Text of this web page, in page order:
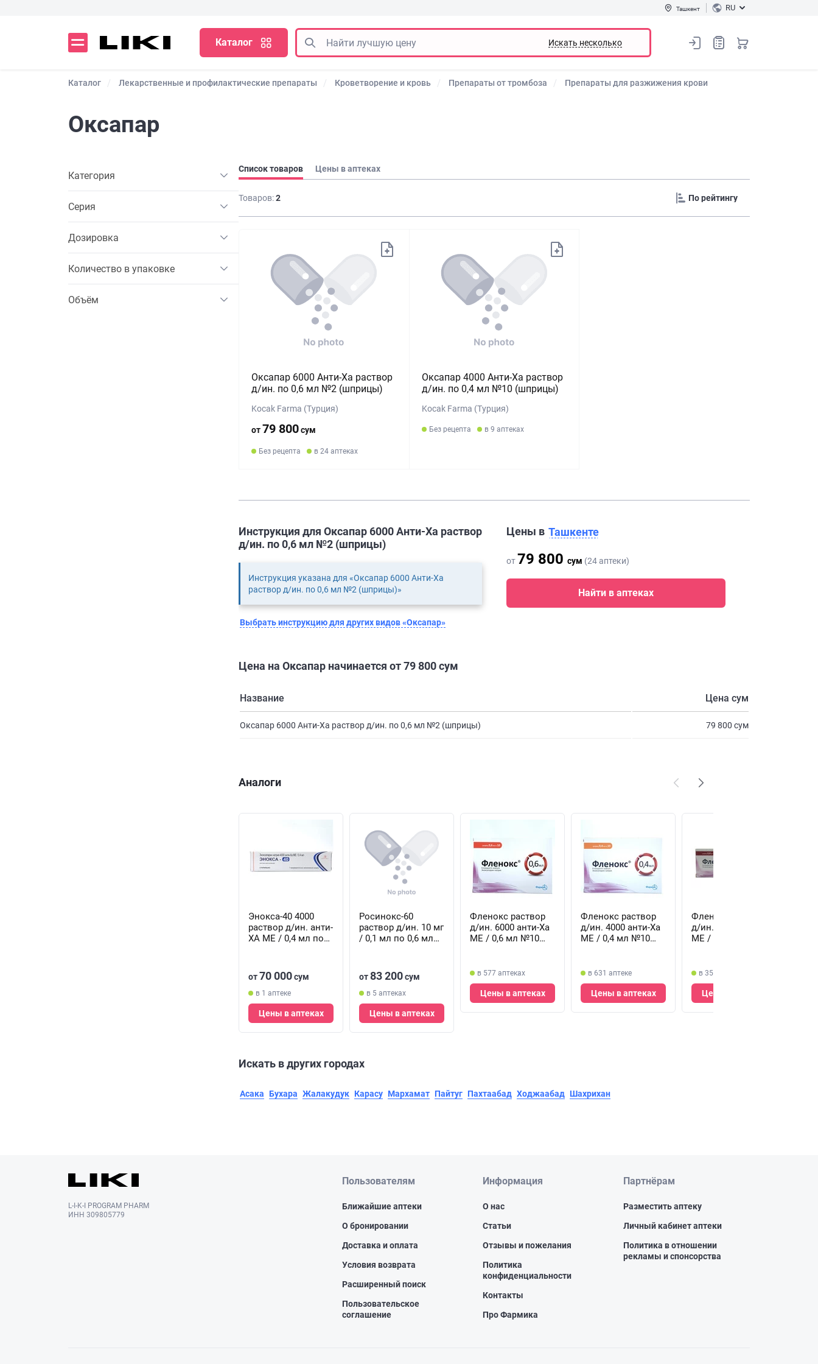
Ташкент RU
Каталог Искать несколько
Каталог Лекарственные и профилактические препараты Кроветворение и кровь Препараты от тромбоза Препараты для разжижения крови
Оксапар
Категория
Серия
Дозировка
Количество в упаковке
Объём
Список товаров Цены в аптеках
Товаров:2
Оксапар 6000 Анти-Ха раствор
д/ин. по 0,6 мл №2 (шприцы)
Kocak Farma (Турция)
от79 800сум
Без рецепта в 24 аптеках
Оксапар 4000 Анти-Ха раствор
д/ин. по 0,4 мл №10 (шприцы)
Kocak Farma (Турция)
Без рецепта в 9 аптеках
Цены в Ташкенте
от79 800 сум (24 аптеки)
Найти в аптеках
Инструкция для Оксапар 6000 Анти-Ха раствор
д/ин. по 0,6 мл №2 (шприцы)
Инструкция указана для «Оксапар 6000 Анти-Ха
раствор д/ин. по 0,6 мл №2 (шприцы)»
Выбрать инструкцию для других видов «Оксапар»
Цена на Оксапар начинается от 79 800 сум
Название Цена сум
Оксапар 6000 Анти-Ха раствор д/ин. по 0,6 мл №2 (шприцы) 79 800 сум
Аналоги
Энокса-40 4000
раствор д/ин. анти-
ХА МЕ / 0,4 мл по
от70 000сум
в 1 аптеке
Цены в аптеках
Росинокс-60
раствор д/ин. 10 мг
/ 0,1 мл по 0,6 мл
от83 200сум
в 5 аптеках
Цены в аптеках
Фленокс раствор
д/ин. 6000 анти-Ха
МЕ / 0,6 мл №10
в 577 аптеках
Цены в аптеках
Фленокс раствор
д/ин. 4000 анти-Ха
МЕ / 0,4 мл №10
в 631 аптеке
Цены в аптеках
Фленокс раствор
д/ин. 8000 анти-Ха
МЕ / 0,8 мл №2
в 351 аптеке
Цены в аптеках
Искать в других городах
Асака Бухара Жалакудук Карасу Мархамат Пайтуг Пахтаабад Ходжаабад Шахрихан
L-I-K-I PROGRAM PHARM
ИНН 309805779
Пользователям
Ближайшие аптеки
О бронировании
Доставка и оплата
Условия возврата
Расширенный поиск
Пользовательское
соглашение
Информация
О нас
Статьи
Отзывы и пожелания
Политика
конфиденциальности
Контакты
Про Фармика
Партнёрам
Разместить аптеку
Личный кабинет аптеки
Политика в отношении
рекламы и спонсорства